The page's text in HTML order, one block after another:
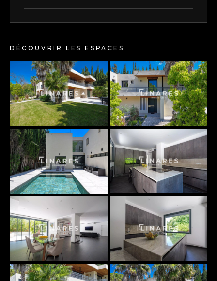
DÉCOUVRIR LES ESPACES